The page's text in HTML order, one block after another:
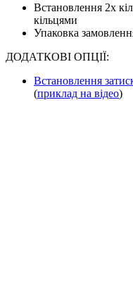
Встановлення 2х
кільцями
Упаковка
ДОДАТКОВІ ОПЦІЇ:
Встановлення
(приклад на відео)